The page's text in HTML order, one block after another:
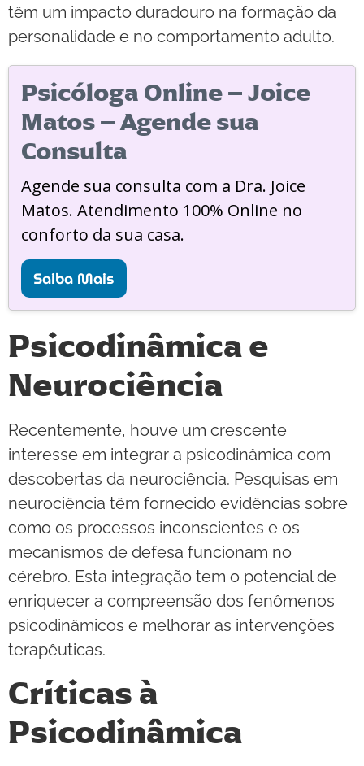
têm um impacto duradouro na formação da
personalidade e no comportamento adulto.
Psicóloga Online – Joice
Matos – Agende sua
Consulta
Agende sua consulta com a Dra. Joice
Matos. Atendimento 100% Online no
conforto da sua casa.
Saiba Mais
Psicodinâmica e
Neurociência
Recentemente, houve um crescente
interesse em integrar a psicodinâmica com
descobertas da neurociência. Pesquisas em
neurociência têm fornecido evidências sobre
como os processos inconscientes e os
mecanismos de defesa funcionam no
cérebro. Esta integração tem o potencial de
enriquecer a compreensão dos fenômenos
psicodinâmicos e melhorar as intervenções
terapêuticas.
Críticas à
Psicodinâmica